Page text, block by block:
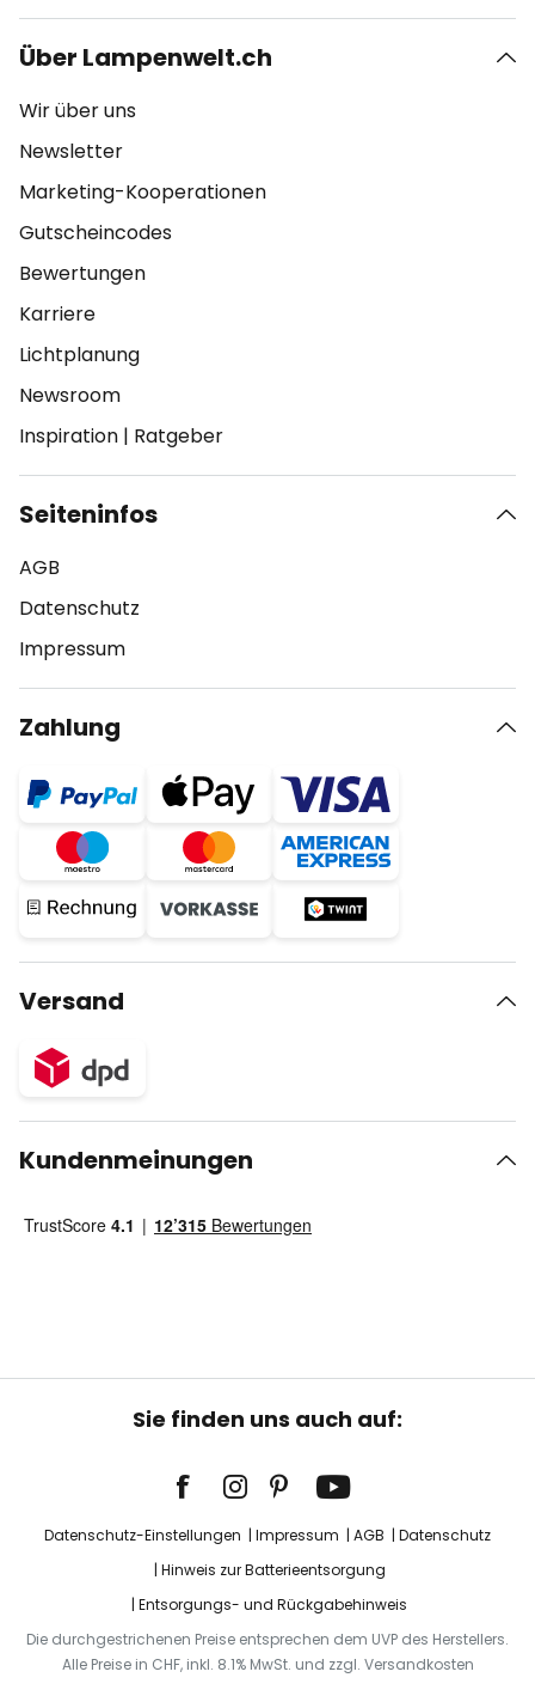
Über Lampenwelt.ch
Wir über uns
Newsletter
Marketing-Kooperationen
Gutscheincodes
Bewertungen
Karriere
Lichtplanung
Newsroom
Inspiration | Ratgeber
Seiteninfos
AGB
Datenschutz
Impressum
Zahlung
Versand
Kundenmeinungen
Sie finden uns auch auf:
Datenschutz-Einstellungen Impressum AGB
Datenschutz
Hinweis zur Batterieentsorgung
Entsorgungs- und Rückgabehinweis
Die durchgestrichenen Preise entsprechen dem UVP des Herstellers.
Alle Preise in CHF, inkl. 8.1% MwSt. und zzgl. Versandkosten